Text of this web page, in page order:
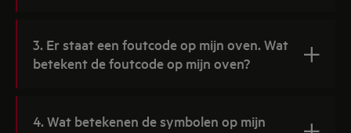
3. Er staat een foutcode op mijn oven. Wat
betekent de foutcode op mijn oven?
4. Wat betekenen de symbolen op mijn